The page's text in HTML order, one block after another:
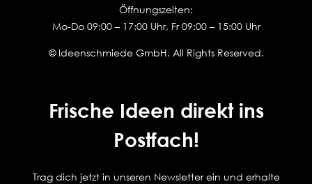
Öffnungszeiten:
Mo-Do 09:00 – 17:00 Uhr, Fr 09:00 – 15:00 Uhr
© Ideenschmiede GmbH. All Rights Reserved.
Frische Ideen direkt ins
Postfach!
Trag dich jetzt in unseren Newsletter ein und erhalte